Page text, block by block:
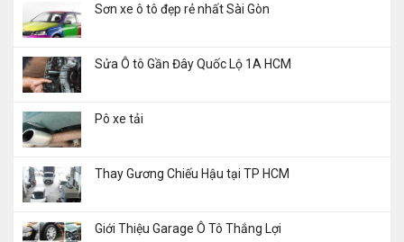
Sơn xe ô tô đẹp rẻ nhất Sài Gòn
Sửa Ô tô Gần Đây Quốc Lộ 1A HCM
Pô xe tải
Thay Gương Chiếu Hậu tại TP HCM
Giới Thiệu Garage Ô Tô Thắng Lợi